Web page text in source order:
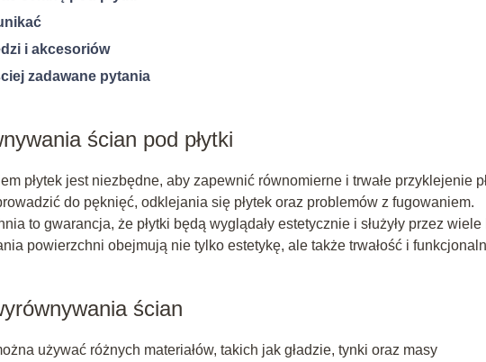
i akcesoriów
zadawane pytania
ścian pod płytki
płytek jest niezbędne, aby zapewnić równomierne i trwałe przyklejenie
do pęknięć, odklejania się płytek oraz problemów z fugowaniem.
to gwarancja, że płytki będą wyglądały estetycznie i służyły przez wiele
powierzchni obejmują nie tylko estetykę, ale także trwałość i
ścian
używać różnych materiałów, takich jak gładzie, tynki oraz masy